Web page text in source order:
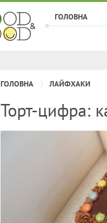
ГОЛОВНА
ГОЛОВНА ЛАЙФХАКИ
Торт-цифра: